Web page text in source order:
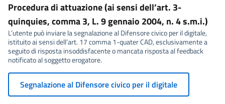
Procedura di attuazione (ai sensi dell’art. 3-
quinquies, comma 3, L. 9 gennaio 2004, n. 4 s.m.i.)
L’utente può inviare la segnalazione al Difensore civico per il digitale,
istituito ai sensi dell’art. 17 comma 1-quater CAD, esclusivamente a
seguito di risposta insoddisfacente o mancata risposta al feedback
notificato al soggetto erogatore.
Segnalazione al Difensore civico per il digitale